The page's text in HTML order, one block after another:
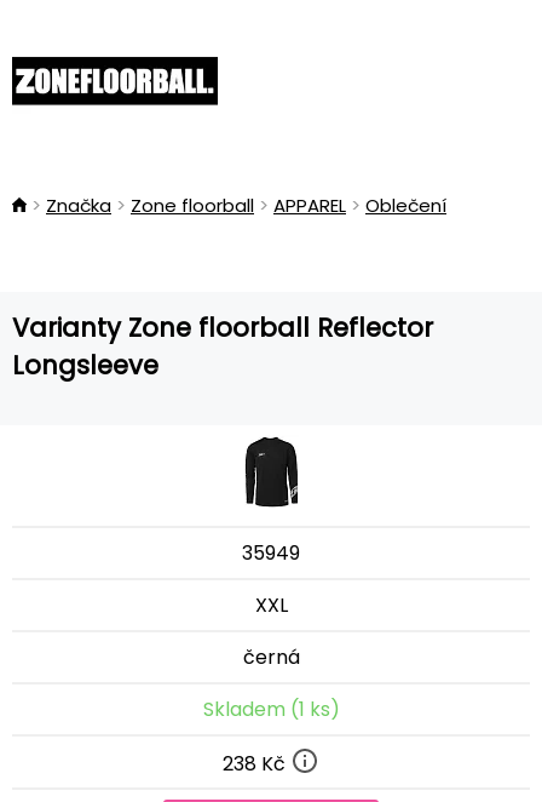
Značka Zone floorball APPAREL Oblečení
Varianty Zone floorball Reflector
Longsleeve
35949
XXL
černá
Skladem (1 ks)
238 Kč